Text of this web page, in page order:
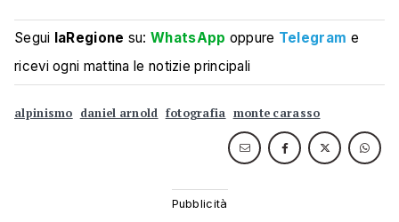
Segui laRegione su:WhatsApp oppure Telegram e
ricevi ogni mattina le notizie principali
alpinismo daniel arnold fotografia monte carasso